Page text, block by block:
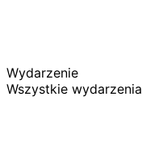
Wydarzenie
Wszystkie wydarzenia